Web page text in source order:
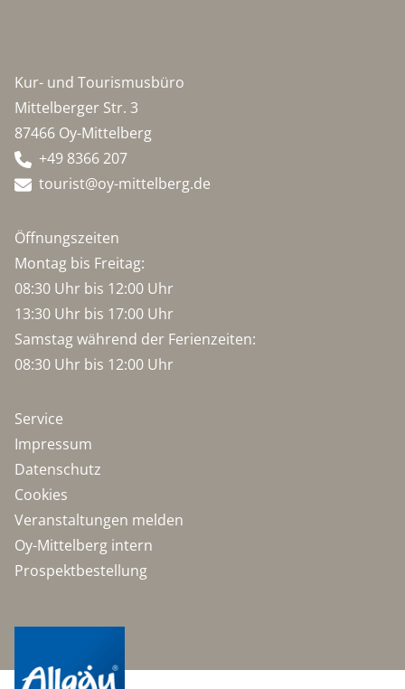
Kur- und Tourismusbüro
Mittelberger Str. 3
87466 Oy-Mittelberg
+49 8366 207
tourist@oy-mittelberg.de
Öffnungszeiten
Montag bis Freitag:
08:30 Uhr bis 12:00 Uhr
13:30 Uhr bis 17:00 Uhr
Samstag während der Ferienzeiten:
08:30 Uhr bis 12:00 Uhr
Service
Impressum
Datenschutz
Cookies
Veranstaltungen melden
Oy-Mittelberg intern
Prospektbestellung